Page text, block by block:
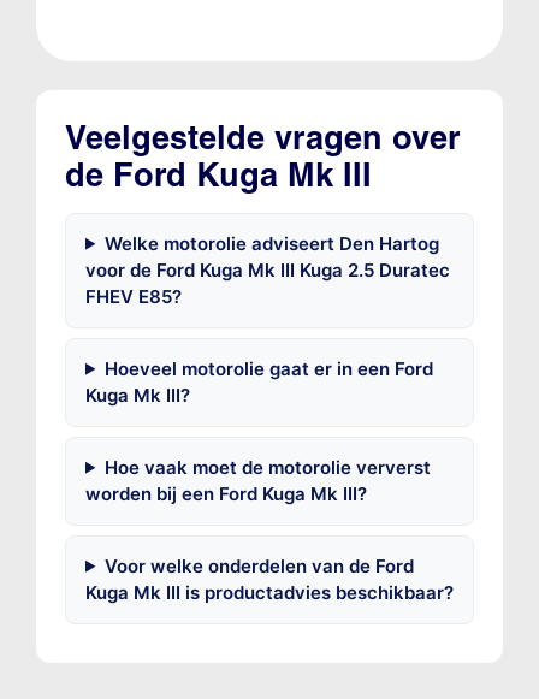
Veelgestelde vragen over
de Ford Kuga Mk III
Welke motorolie adviseert Den Hartog
voor de Ford Kuga Mk III Kuga 2.5 Duratec
FHEV E85?
Hoeveel motorolie gaat er in een Ford
Kuga Mk III?
Hoe vaak moet de motorolie ververst
worden bij een Ford Kuga Mk III?
Voor welke onderdelen van de Ford
Kuga Mk III is productadvies beschikbaar?